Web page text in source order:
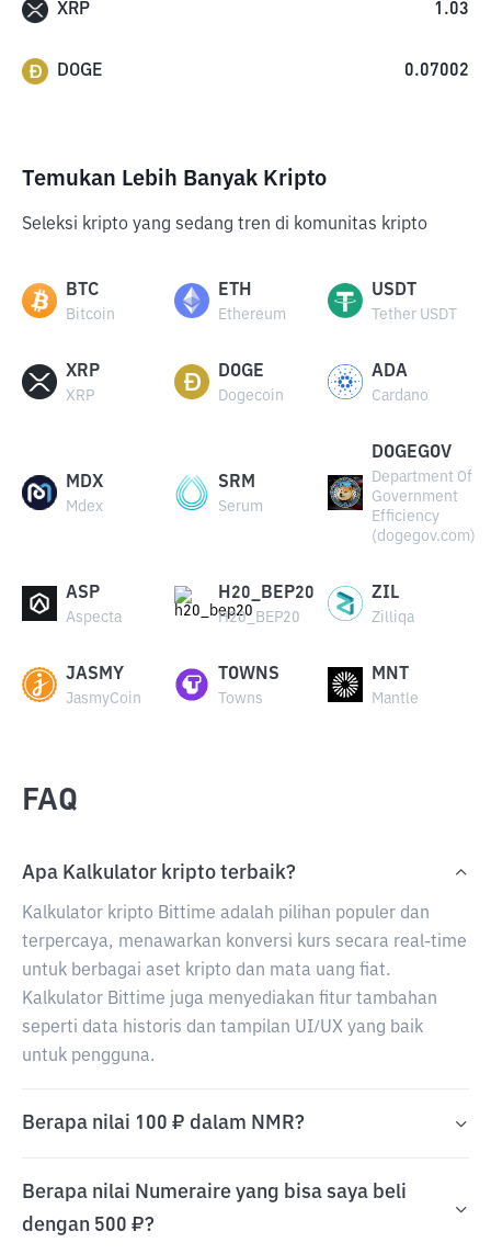
XRP 1.03
DOGE 0.07002
Temukan Lebih Banyak Kripto
Seleksi kripto yang sedang tren di komunitas kripto
BTC
Bitcoin
ETH
Ethereum
USDT
Tether USDT
XRP
XRP
DOGE
Dogecoin
ADA
Cardano
MDX
Mdex
SRM
Serum
DOGEGOV
Department Of
Government
Efficiency
(dogegov.com)
ASP
Aspecta
H20_BEP20
H20_BEP20
ZIL
Zilliqa
JASMY
JasmyCoin
TOWNS
Towns
MNT
Mantle
FAQ
Apa Kalkulator kripto terbaik?
Kalkulator kripto Bittime adalah pilihan populer dan
terpercaya, menawarkan konversi kurs secara real-time
untuk berbagai aset kripto dan mata uang fiat.
Kalkulator Bittime juga menyediakan fitur tambahan
seperti data historis dan tampilan UI/UX yang baik
untuk pengguna.
Berapa nilai 100 ₽ dalam NMR?
Berapa nilai Numeraire yang bisa saya beli
dengan 500 ₽?